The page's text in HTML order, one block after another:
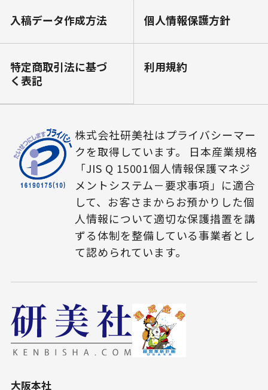
⼊稿データ作成⽅法 個⼈情報保護⽅針
特定商取引法に基づ
く表記
利⽤規約
株式会社研美社はプライバシーマー
クを取得しています。 日本産業規格
「JIS Q 15001個人情報保護マネジ
メントシステム－要求事項」に適合
して、お客さまからお預かりした個
人情報について適切な保護措置を講
ずる体制を整備している事業者とし
て認められています。
⼤阪本社